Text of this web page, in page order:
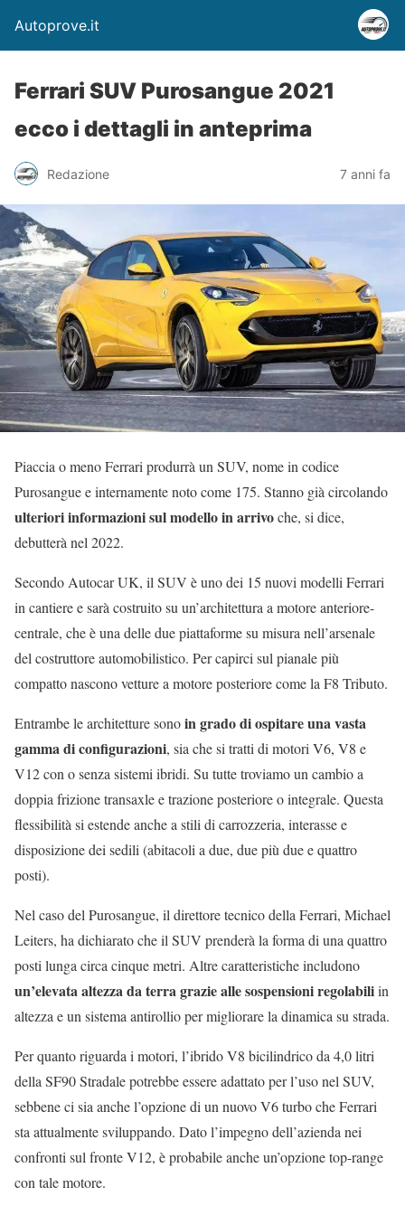
Autoprove.it
Ferrari SUV Purosangue 2021
ecco i dettagli in anteprima
Redazione 7 anni fa
Piaccia o meno Ferrari produrrà un SUV, nome in codice
Purosangue e internamente noto come 175. Stanno già circolando
ulteriori informazioni sul modello in arrivoche, si dice,
debutterà nel 2022.
Secondo Autocar UK, il SUV è uno dei 15 nuovi modelli Ferrari
in cantiere e sarà costruito su un’architettura a motore anteriore-
centrale, che è una delle due piattaforme su misura nell’arsenale
del costruttore automobilistico. Per capirci sul pianale più
compatto nascono vetture a motore posteriore come la F8 Tributo.
Entrambe le architetture sonoin grado di ospitare una vasta
gamma di configurazioni, sia che si tratti di motori V6, V8 e
V12 con o senza sistemi ibridi. Su tutte troviamo un cambio a
doppia frizione transaxle e trazione posteriore o integrale. Questa
flessibilità si estende anche a stili di carrozzeria, interasse e
disposizione dei sedili (abitacoli a due, due più due e quattro
posti).
Nel caso del Purosangue, il direttore tecnico della Ferrari, Michael
Leiters, ha dichiarato che il SUV prenderà la forma di una quattro
posti lunga circa cinque metri. Altre caratteristiche includono
un’elevata altezza da terra grazie alle sospensioni regolabiliin
altezza e un sistema antirollio per migliorare la dinamica su strada.
Per quanto riguarda i motori, l’ibrido V8 bicilindrico da 4,0 litri
della SF90 Stradale potrebbe essere adattato per l’uso nel SUV,
sebbene ci sia anche l’opzione di un nuovo V6 turbo che Ferrari
sta attualmente sviluppando. Dato l’impegno dell’azienda nei
confronti sul fronte V12, è probabile anche un’opzione top-range
con tale motore.